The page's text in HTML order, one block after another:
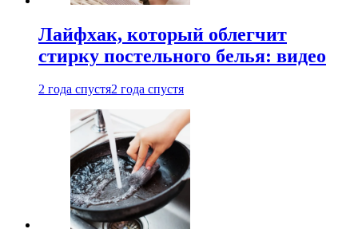
Лайфхак, который облегчит
стирку постельного белья: видео
2 года спустя2 года спустя